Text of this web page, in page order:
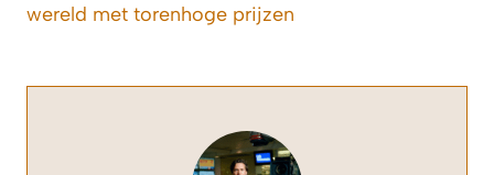
wereld met torenhoge prijzen